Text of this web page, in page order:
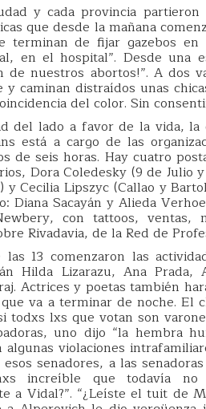
y cada provincia
que desde la mañana
terminan de fijar gazebos en
en el hospital”. Desde una
de nuestros abortos!”. A dos
y caminan distraídos unas
del color. Sin
del lado a favor de la vida,
está a cargo de las
de seis horas. Hay cuatro
Dora Coledesky (9 de Julio
y Cecilia Lipszyc (Callao y
Diana Sacayán y Alieda
con tattoos, ventas,
Rivadavia, de la Red de
13 comenzaron las
Hilda Lizarazu, Ana
Actrices y poetas también
va a terminar de noche. El
todxs lxs que votan son
uno dijo “la hembra
algunas violaciones
senadores, a las
increíble que todavía
a Vidal?”. “¿Leíste el tuit de